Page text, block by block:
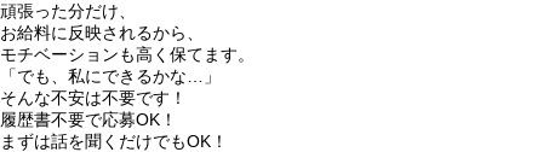
頑張った分だけ、
お給料に反映されるから、
モチベーションも高く保てます。
「でも、私にできるかな…」
そんな不安は不要です！
履歴書不要で応募OK！
まずは話を聞くだけでもOK！